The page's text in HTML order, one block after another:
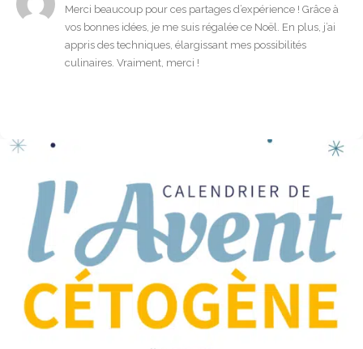
Merci beaucoup pour ces partages d’expérience ! Grâce à
vos bonnes idées, je me suis régalée ce Noël. En plus, j’ai
appris des techniques, élargissant mes possibilités
culinaires. Vraiment, merci !